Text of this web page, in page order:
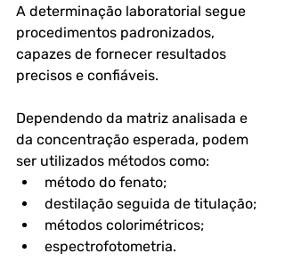
A determinação laboratorial segue
procedimentos padronizados,
capazes de fornecer resultados
precisos e confiáveis.
Dependendo da matriz analisada e
da concentração esperada, podem
ser utilizados métodos como:
método do fenato;
destilação seguida de titulação;
métodos colorimétricos;
espectrofotometria.